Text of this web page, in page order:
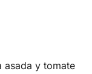
asada y tomate